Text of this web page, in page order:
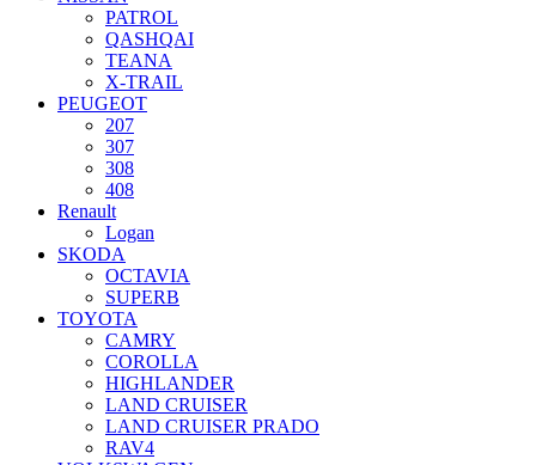
PATROL
QASHQAI
TEANA
X-TRAIL
PEUGEOT
207
307
308
408
Renault
Logan
SKODA
OCTAVIA
SUPERB
TOYOTA
CAMRY
COROLLA
HIGHLANDER
LAND CRUISER
LAND CRUISER PRADO
RAV4